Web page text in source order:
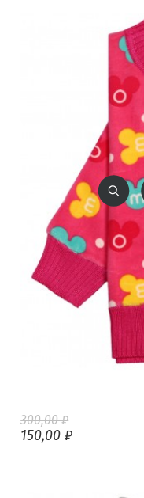
300,00 ₽
150,00 ₽